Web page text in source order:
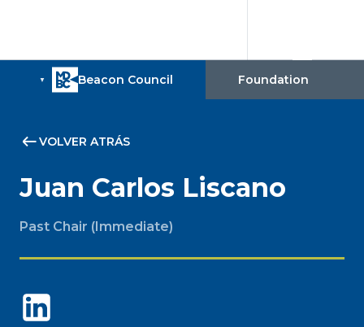
VOLVER ATRÁS
Juan Carlos Liscano
Past Chair (Immediate)